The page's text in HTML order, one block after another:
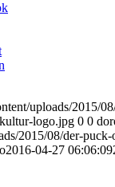
uploads/2015/
logo.jpg 0 0
2015/08/der-
2016-04-27 06:06:09